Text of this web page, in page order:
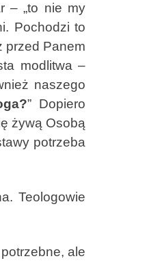
– „to nie my
Pochodzi to
przed Panem
modlitwa –
naszego
” Dopiero
żywą Osobą
potrzeba
Teologowie
ale